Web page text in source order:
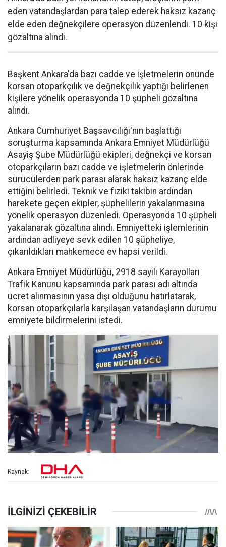
eden vatandaşlardan para talep ederek haksız kazanç
elde eden değnekçilere operasyon düzenlendi. 10 kişi
gözaltına alındı.
Başkent Ankara'da bazı cadde ve işletmelerin önünde
korsan otoparkçılık ve değnekçilik yaptığı belirlenen
kişilere yönelik operasyonda 10 şüpheli gözaltına
alındı.
Ankara Cumhuriyet Başsavcılığı'nın başlattığı
soruşturma kapsamında Ankara Emniyet Müdürlüğü
Asayiş Şube Müdürlüğü ekipleri, değnekçi ve korsan
otoparkçıların bazı cadde ve işletmelerin önlerinde
sürücülerden park parası alarak haksız kazanç elde
ettiğini belirledi. Teknik ve fiziki takibin ardından
harekete geçen ekipler, şüphelilerin yakalanmasına
yönelik operasyon düzenledi. Operasyonda 10 şüpheli
yakalanarak gözaltına alındı. Emniyetteki işlemlerinin
ardından adliyeye sevk edilen 10 şüpheliye,
çıkarıldıkları mahkemece ev hapsi verildi.
Ankara Emniyet Müdürlüğü, 2918 sayılı Karayolları
Trafik Kanunu kapsamında park parası adı altında
ücret alınmasının yasa dışı olduğunu hatırlatarak,
korsan otoparkçılarla karşılaşan vatandaşların durumu
emniyete bildirmelerini istedi.
Kaynak: